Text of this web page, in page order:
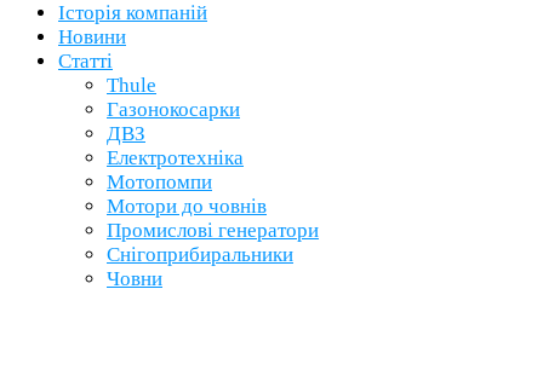
Історія компаній
Новини
Статті
Thule
Газонокосарки
ДВЗ
Електротехніка
Мотопомпи
Мотори до човнів
Промислові генератори
Снігоприбиральники
Човни